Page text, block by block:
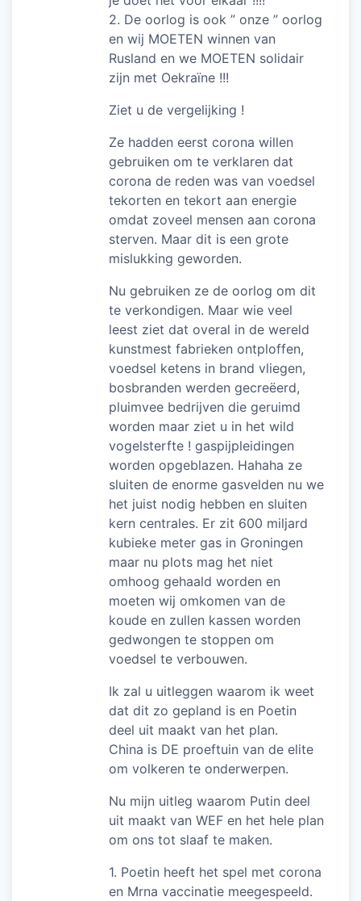
2. De oorlog is ook ” onze ” oorlog
en wij MOETEN winnen van
Rusland en we MOETEN solidair
zijn met Oekraïne !!!
Ziet u de vergelijking !
Ze hadden eerst corona willen
gebruiken om te verklaren dat
corona de reden was van voedsel
tekorten en tekort aan energie
omdat zoveel mensen aan corona
sterven. Maar dit is een grote
mislukking geworden.
Nu gebruiken ze de oorlog om dit
te verkondigen. Maar wie veel
leest ziet dat overal in de wereld
kunstmest fabrieken ontploffen,
voedsel ketens in brand vliegen,
bosbranden werden gecreëerd,
pluimvee bedrijven die geruimd
worden maar ziet u in het wild
vogelsterfte ! gaspijpleidingen
worden opgeblazen. Hahaha ze
sluiten de enorme gasvelden nu we
het juist nodig hebben en sluiten
kern centrales. Er zit 600 miljard
kubieke meter gas in Groningen
maar nu plots mag het niet
omhoog gehaald worden en
moeten wij omkomen van de
koude en zullen kassen worden
gedwongen te stoppen om
voedsel te verbouwen.
Ik zal u uitleggen waarom ik weet
dat dit zo gepland is en Poetin
deel uit maakt van het plan.
China is DE proeftuin van de elite
om volkeren te onderwerpen.
Nu mijn uitleg waarom Putin deel
uit maakt van WEF en het hele plan
om ons tot slaaf te maken.
1. Poetin heeft het spel met corona
en Mrna vaccinatie meegespeeld.